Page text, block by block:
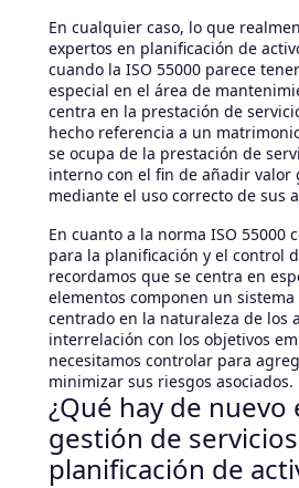
En cualquier caso, lo que
expertos en planificación de
cuando la ISO 55000 parece
especial en el área de
centra en la prestación de
hecho referencia a un
se ocupa de la prestación de
interno con el fin de añadir valor
mediante el uso correcto de sus
En cuanto a la norma ISO 55000
para la planificación y el control
recordamos que se centra en
elementos componen un
centrado en la naturaleza de los
interrelación con los objetivos
necesitamos controlar para
minimizar sus riesgos asociados.
¿Qué hay de nuevo
gestión de
planificación de